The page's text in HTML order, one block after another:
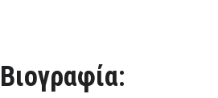
Βιογραφία: